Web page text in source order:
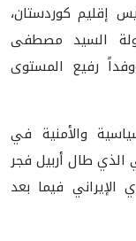
إقليم كوردستان،
(14 آذار 2022)، دولة السيد مصطفى
رفيع المستوى
والأمنية في
الذي طال أربيل فجر
الإيراني فيما بعد